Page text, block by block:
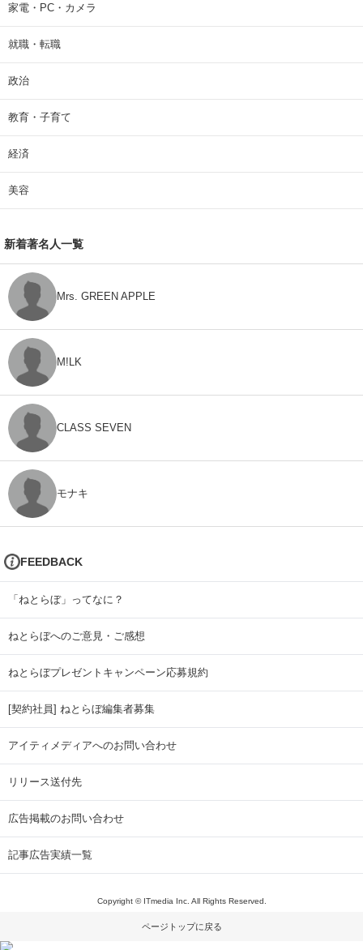
家電・PC・カメラ
就職・転職
政治
教育・子育て
経済
美容
新着著名人一覧
Mrs. GREEN APPLE
M!LK
CLASS SEVEN
モナキ
FEEDBACK
「ねとらぼ」ってなに？
ねとらぼへのご意見・ご感想
ねとらぼプレゼントキャンペーン応募規約
[契約社員] ねとらぼ編集者募集
アイティメディアへのお問い合わせ
リリース送付先
広告掲載のお問い合わせ
記事広告実績一覧
Copyright © ITmedia Inc. All Rights Reserved.
ページトップに戻る